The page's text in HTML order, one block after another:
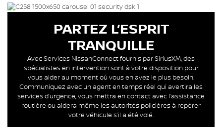
PARTEZ L’ESPRIT
TRANQUILLE
Avec Services NissanConnect fournis par SiriusXM, des
spécialistes en intervention sont à votre disposition pour
vous aider au moment où vous en avez le plus besoin.
Communiquez avec un agent en temps réel qui avertira les
services d’urgence, vous mettra en contact avec l’assistance
routière ou aidera même les autorités policières à repérer
votre véhicule s’il a été volé.